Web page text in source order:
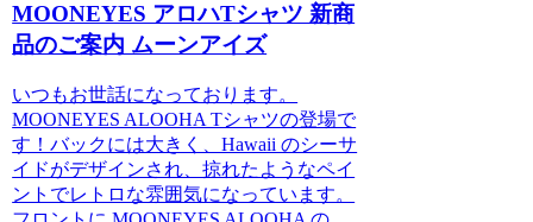
MOONEYES アロハTシャツ 新商
品のご案内 ムーンアイズ
いつもお世話になっております。
MOONEYES ALOOHA Tシャツの登場で
す！バックには大きく、Hawaii のシーサ
イドがデザインされ、掠れたようなペイ
ントでレトロな雰囲気になっています。